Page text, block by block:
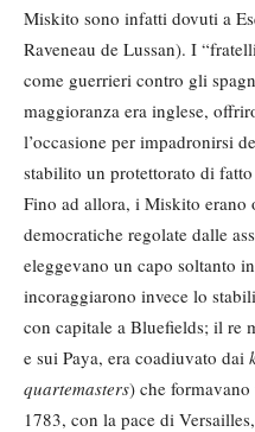
Miskito sono infatti dovuti a
Raveneau de Lussan). I
come guerrieri contro gli
maggioranza era inglese,
l’occasione per impadronirsi
stabilito un protettorato di
Fino ad allora, i Miskito erano
democratiche regolate dalle
eleggevano un capo soltanto
incoraggiarono invece lo
con capitale a Bluefields; il re
e sui Paya, era coadiuvato dai
quartemasters) che
1783, con la pace di